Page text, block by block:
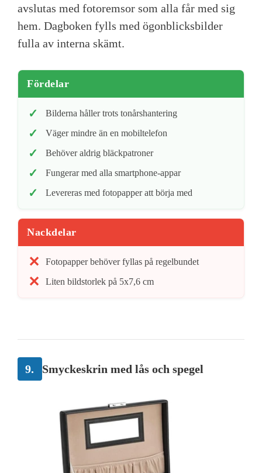
avslutas med fotoremsor som alla får med sig
hem. Dagboken fylls med ögonblicksbilder
fulla av interna skämt.
Fördelar
Bilderna håller trots tonårshantering
Väger mindre än en mobiltelefon
Behöver aldrig bläckpatroner
Fungerar med alla smartphone-appar
Levereras med fotopapper att börja med
Nackdelar
Fotopapper behöver fyllas på regelbundet
Liten bildstorlek på 5x7,6 cm
9. Smyckeskrin med lås och spegel